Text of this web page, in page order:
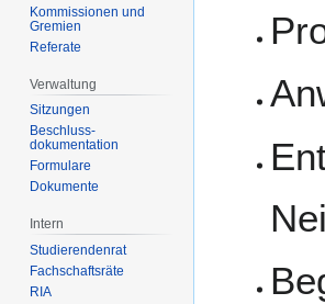
Kommissionen und
Gremien
Referate
Verwaltung
Sitzungen
Beschluss-
dokumentation
Formulare
Dokumente
Intern
Studierendenrat
Fachschaftsräte
RIA